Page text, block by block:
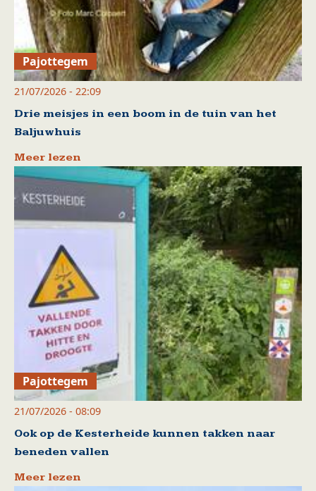
Pajottegem
21/07/2026 - 22:09
Drie meisjes in een boom in de tuin van het
Baljuwhuis
Meer lezen
Pajottegem
21/07/2026 - 08:09
Ook op de Kesterheide kunnen takken naar
beneden vallen
Meer lezen